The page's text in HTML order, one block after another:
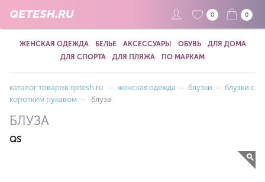
QETESH.RU 0 0
ЖЕНСКАЯ ОДЕЖДА БЕЛЬЕ АКСЕССУАРЫ ОБУВЬ
ДЛЯ ДОМА
ДЛЯ СПОРТА
ДЛЯ ПЛЯЖА ПО МАРКАМ
каталог товаров qetesh.ru — женская одежда — блузки — блузки с
коротким рукавом — блуза
БЛУЗА
QS